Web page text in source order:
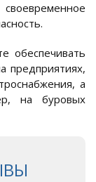
обеспечивать
предприятиях,
а
на буровых